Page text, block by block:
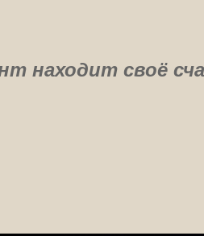
находит своё